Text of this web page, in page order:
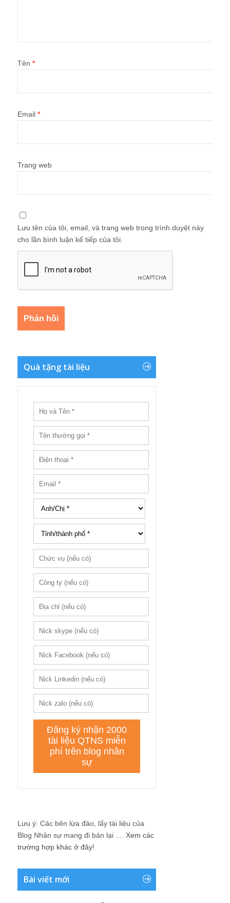
Tên *
Email *
Trang web
Lưu tên của tôi, email, và trang web trong trình duyệt này
cho lần bình luận kế tiếp của tôi.
Quà tặng tài liệu
Lưu ý: Các bên lừa đảo, lấy tài liệu của
Blog Nhân sự mang đi bán lại .... Xem các
trường hợp khác ở đây!
Bài viết mới